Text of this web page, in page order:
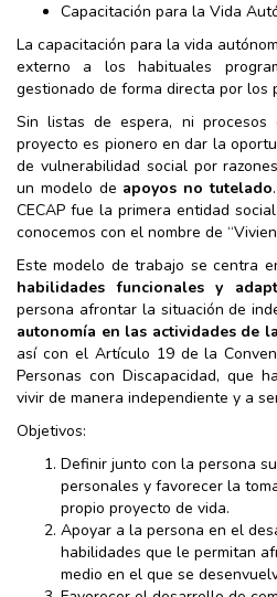
Capacitación para la Vida
La capacitación para la vida
externo a los habituales
gestionado de forma directa por los
Sin listas de espera, ni procesos
proyecto es pionero en dar la
de vulnerabilidad social por
un modelo de apoyos no tutelado
CECAP fue la primera entidad
conocemos con el nombre de
Este modelo de trabajo se centra
habilidades funcionales y
persona afrontar la situación de
autonomía en las actividades de
así con el Artículo 19 de la
Personas con Discapacidad, que
vivir de manera independiente y a
Objetivos:
Definir junto con la persona
personales y favorecer la
propio proyecto de vida.
Apoyar a la persona en el
habilidades que le permitan
medio en el que se